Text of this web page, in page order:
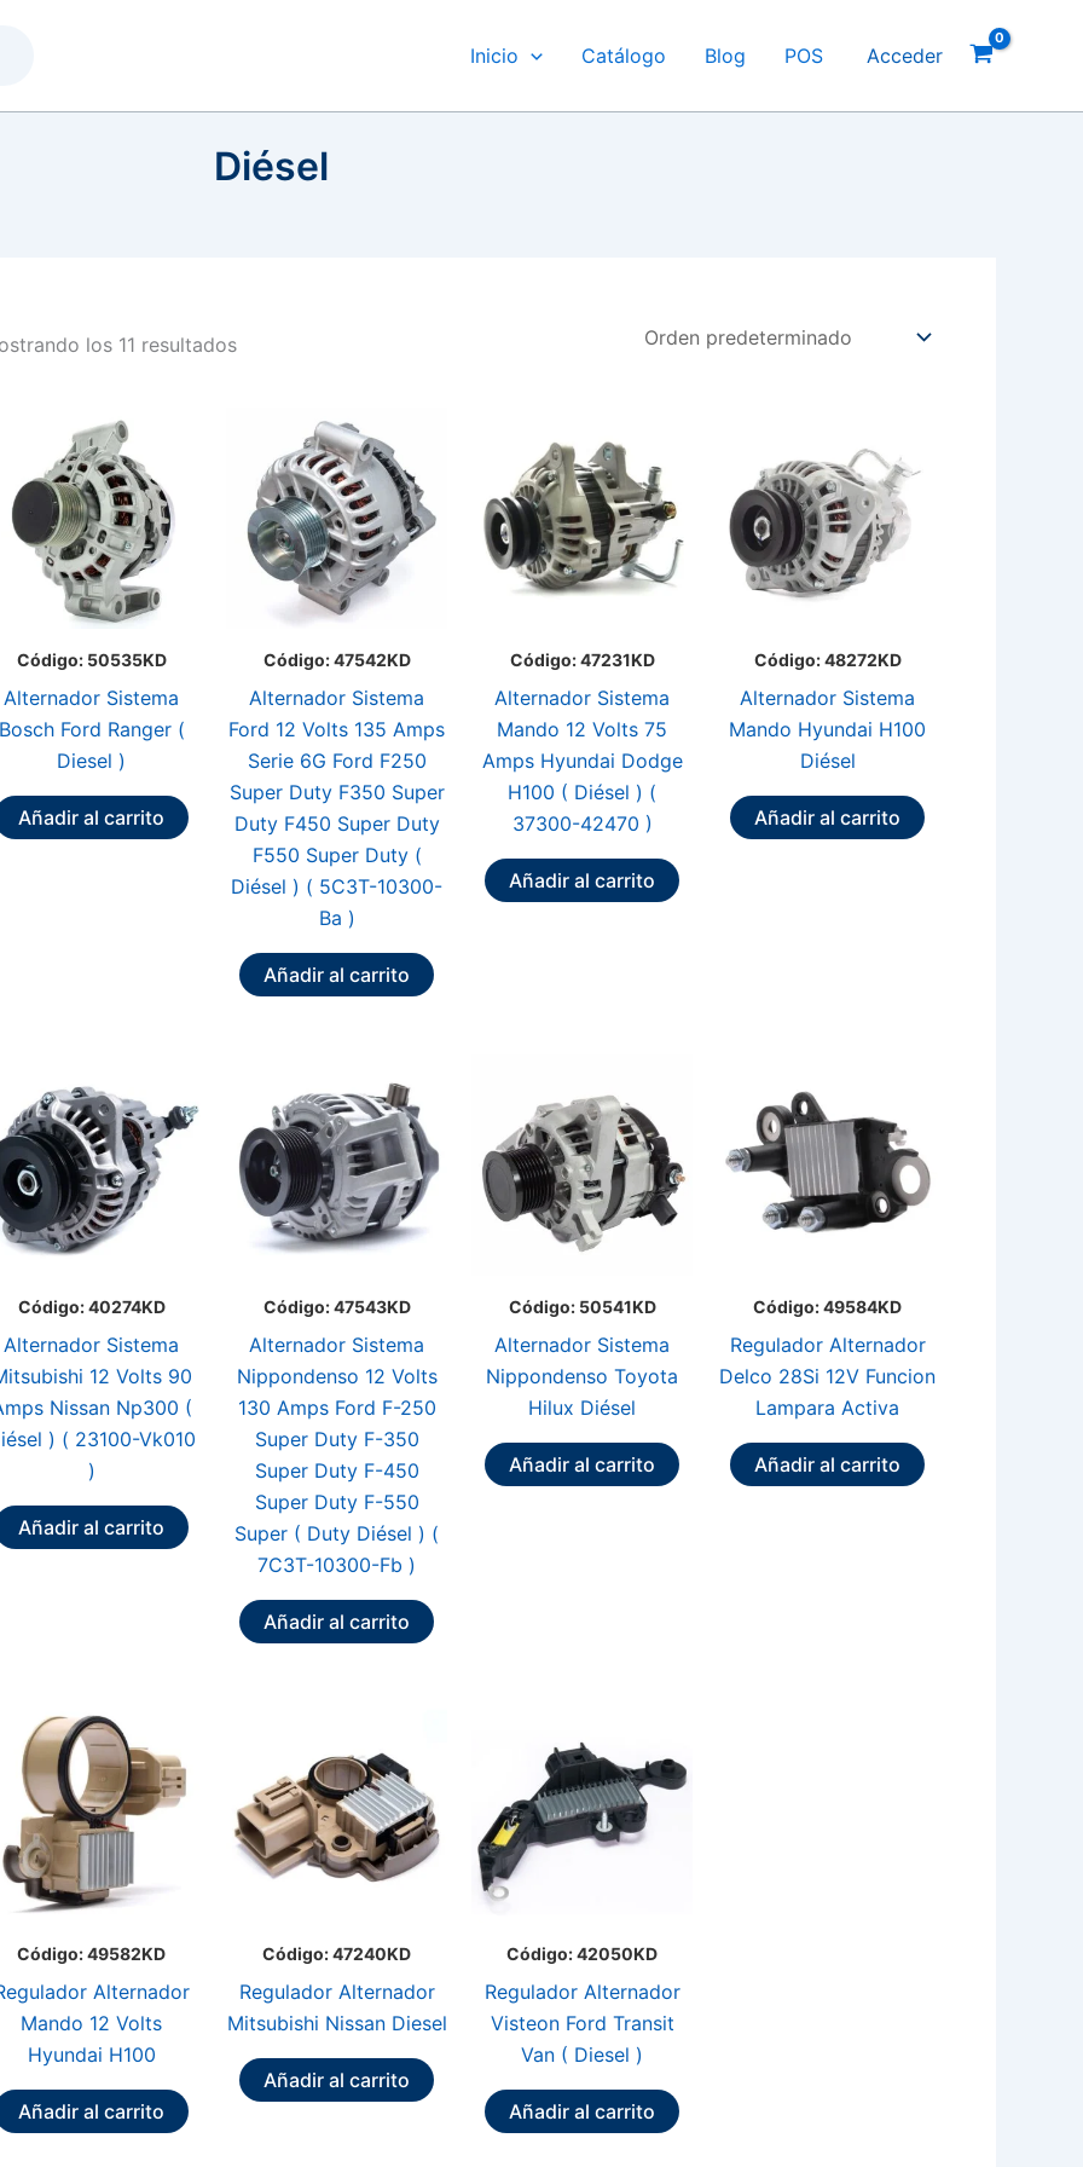
Inicio Catálogo Blog POS Acceder
Diésel
los 11 resultados
Código: 50535KD
Alternador Sistema
Ford Ranger (
Diesel )
Añadir al carrito
Código: 47542KD
Alternador Sistema
Ford 12 Volts 135 Amps
Serie 6G Ford F250
Super Duty F350 Super
Duty F450 Super Duty
F550 Super Duty (
Diésel ) ( 5C3T-10300-
Ba )
Añadir al carrito
Código: 47231KD
Alternador Sistema
Mando 12 Volts 75
Amps Hyundai Dodge
H100 ( Diésel ) (
37300-42470 )
Añadir al carrito
Código: 48272KD
Alternador Sistema
Mando Hyundai H100
Diésel
Añadir al carrito
Código: 40274KD
Alternador Sistema
12 Volts 90
Nissan Np300 (
) ( 23100-Vk010
)
Añadir al carrito
Código: 47543KD
Alternador Sistema
Nippondenso 12 Volts
130 Amps Ford F-250
Super Duty F-350
Super Duty F-450
Super Duty F-550
Super ( Duty Diésel ) (
7C3T-10300-Fb )
Añadir al carrito
Código: 50541KD
Alternador Sistema
Nippondenso Toyota
Hilux Diésel
Añadir al carrito
Código: 49584KD
Regulador Alternador
Delco 28Si 12V Funcion
Lampara Activa
Añadir al carrito
Código: 49582KD
Alternador
Mando 12 Volts
Hyundai H100
Añadir al carrito
Código: 47240KD
Regulador Alternador
Mitsubishi Nissan Diesel
Añadir al carrito
Código: 42050KD
Regulador Alternador
Visteon Ford Transit
Van ( Diesel )
Añadir al carrito